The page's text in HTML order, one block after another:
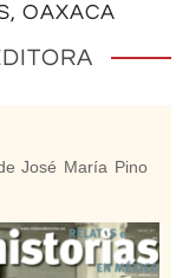
OAXACA
José María Pino